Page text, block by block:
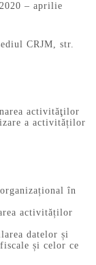
– aprilie
CRJM, str.
activităţilor
a activităților
în
activităților
datelor și
și celor ce